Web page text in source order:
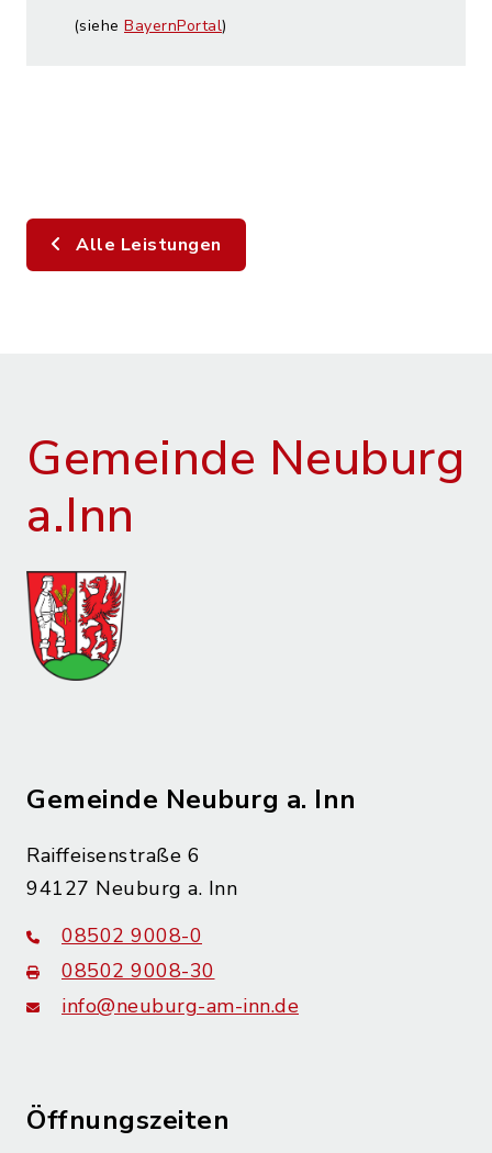
(siehe BayernPortal)
Alle Leistungen
Gemeinde Neuburg
a.Inn
Gemeinde Neuburg a. Inn
Raiffeisenstraße 6
94127 Neuburg a. Inn
08502 9008-0
08502 9008-30
info@neuburg-am-inn.de
Öffnungszeiten